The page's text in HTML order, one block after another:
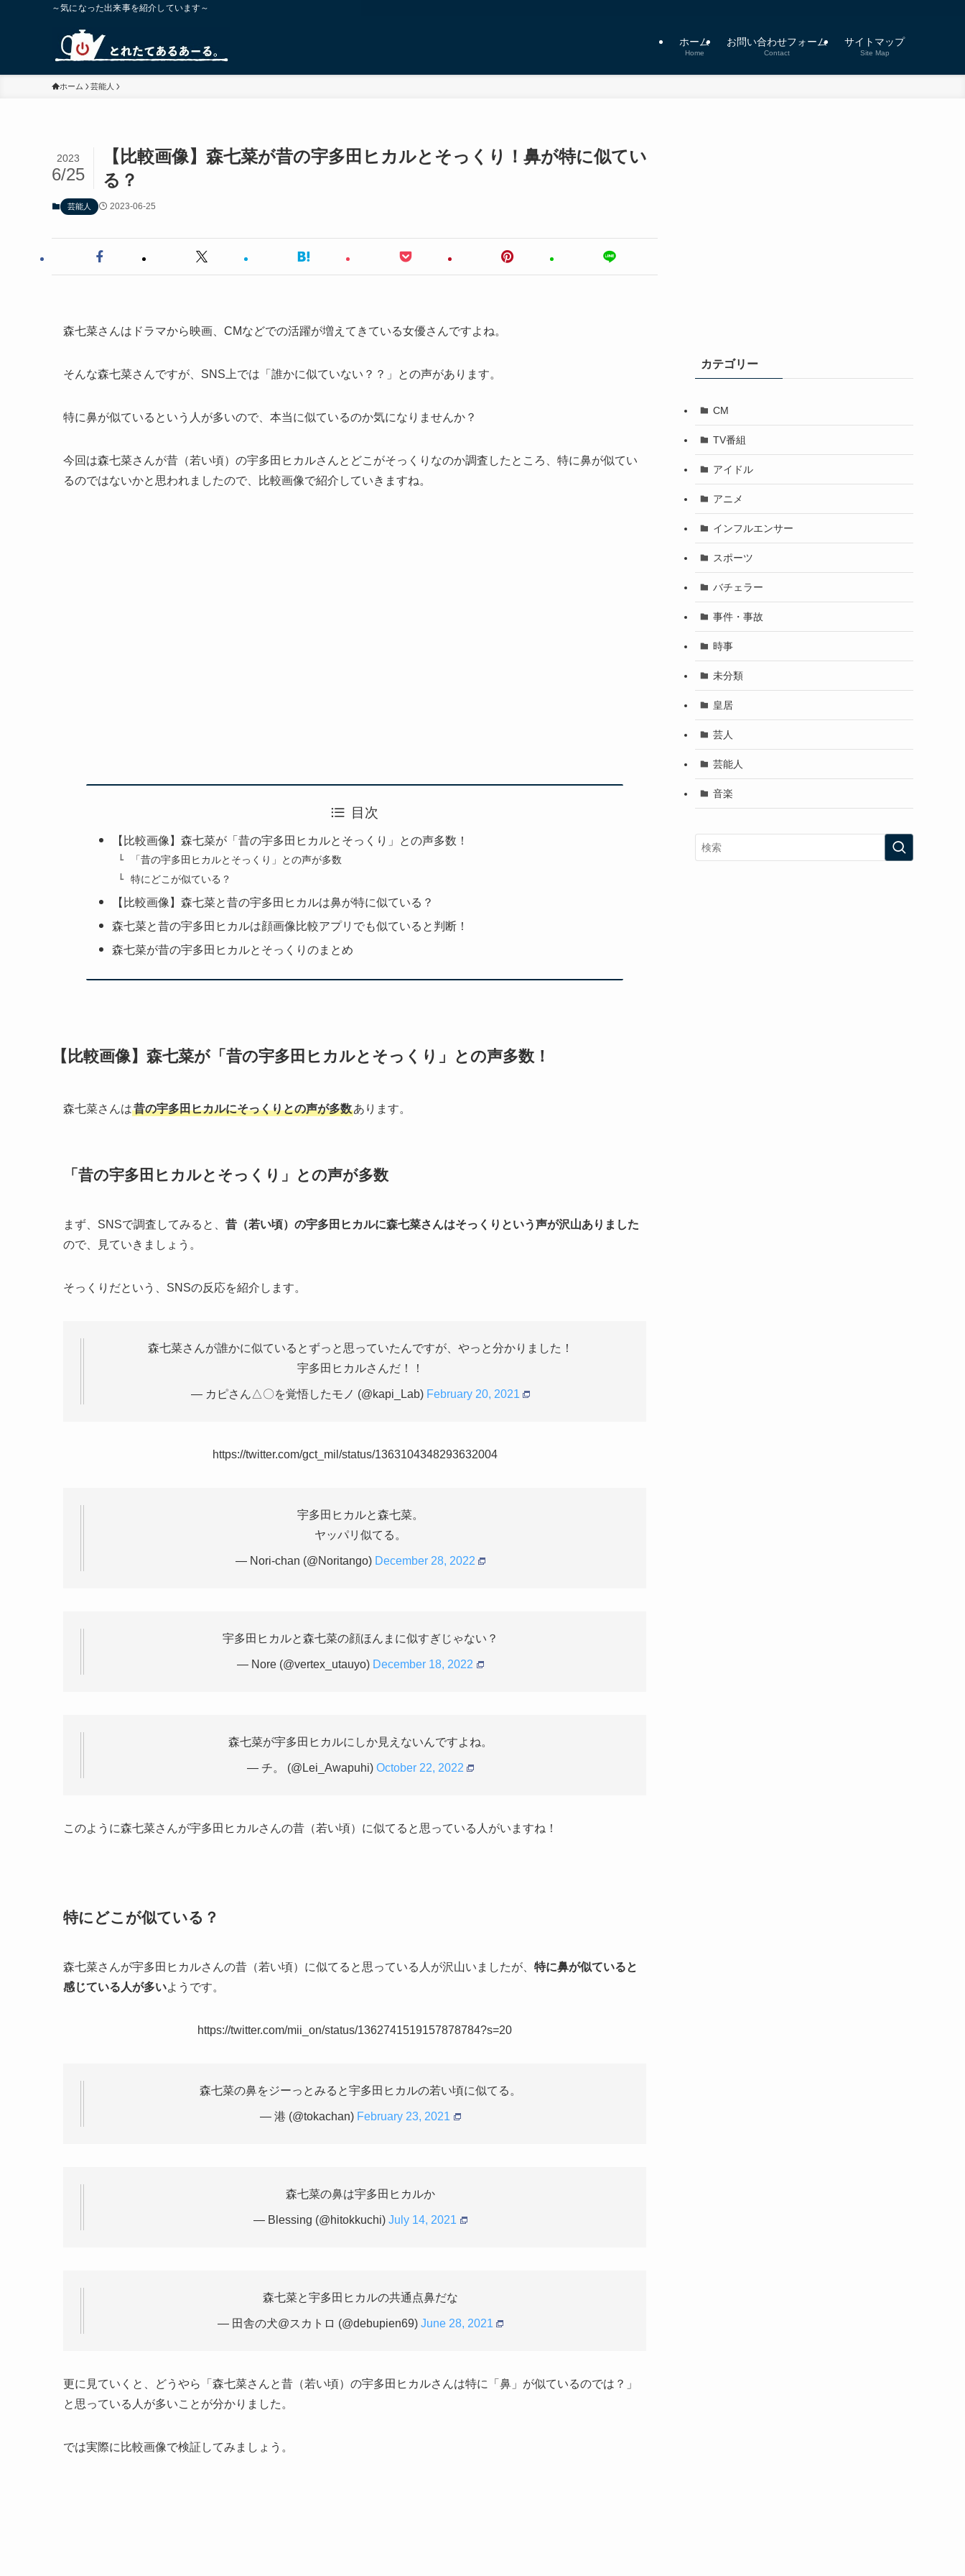
～気になった出来事を紹介しています～
ホーム
Home
お問い合わせフォーム
Contact
サイトマップ
Site Map
ホーム 芸能人
【比較画像】森七菜が昔の宇多田ヒカルとそっくり！鼻が特に似てい
る？
2023
6/25
芸能人 2023-06-25
森七菜さんはドラマから映画、CMなどでの活躍が増えてきている女優さんですよね。
そんな森七菜さんですが、SNS上では「誰かに似ていない？？」との声があります。
特に鼻が似ているという人が多いので、本当に似ているのか気になりませんか？
今回は森七菜さんが昔（若い頃）の宇多田ヒカルさんとどこがそっくりなのか調査したところ、特に鼻が似てい
るのではないかと思われましたので、比較画像で紹介していきますね。
目次
【比較画像】森七菜が「昔の宇多田ヒカルとそっくり」との声多数！
「昔の宇多田ヒカルとそっくり」との声が多数
特にどこが似ている？
【比較画像】森七菜と昔の宇多田ヒカルは鼻が特に似ている？
森七菜と昔の宇多田ヒカルは顔画像比較アプリでも似ていると判断！
森七菜が昔の宇多田ヒカルとそっくりのまとめ
【比較画像】森七菜が「昔の宇多田ヒカルとそっくり」との声多数！
森七菜さんは昔の宇多田ヒカルにそっくりとの声が多数あります。
「昔の宇多田ヒカルとそっくり」との声が多数
まず、SNSで調査してみると、 昔（若い頃）の宇多田ヒカルに森七菜さんはそっくりという声が沢山ありました
ので、見ていきましょう。
そっくりだという、SNSの反応を紹介します。
森七菜さんが誰かに似ているとずっと思っていたんですが、やっと分かりました！
宇多田ヒカルさんだ！！
— カピさん△〇を覚悟したモノ (@kapi_Lab) February 20, 2021
https://twitter.com/gct_mil/status/1363104348293632004
宇多田ヒカルと森七菜。
ヤッパリ似てる。
— Nori-chan (@Noritango) December 28, 2022
宇多田ヒカルと森七菜の顔ほんまに似すぎじゃない？
— Nore (@vertex_utauyo) December 18, 2022
森七菜が宇多田ヒカルにしか見えないんですよね。
— チ。 (@Lei_Awapuhi) October 22, 2022
このように森七菜さんが宇多田ヒカルさんの昔（若い頃）に似てると思っている人がいますね！
特にどこが似ている？
森七菜さんが宇多田ヒカルさんの昔（若い頃）に似てると思っている人が沢山いましたが、 特に鼻が似ていると
感じている人が多いようです。
https://twitter.com/mii_on/status/1362741519157878784?s=20
森七菜の鼻をジーっとみると宇多田ヒカルの若い頃に似てる。
— 港 (@tokachan) February 23, 2021
森七菜の鼻は宇多田ヒカルか
— Blessing (@hitokkuchi)July 14, 2021
森七菜と宇多田ヒカルの共通点鼻だな
— 田舎の犬@スカトロ (@debupien69) June 28, 2021
更に見ていくと、どうやら「森七菜さんと昔（若い頃）の宇多田ヒカルさんは特に「鼻」が似ているのでは？」
と思っている人が多いことが分かりました。
では実際に比較画像で検証してみましょう。
カテゴリー
CM
TV番組
アイドル
アニメ
インフルエンサー
スポーツ
バチェラー
事件・事故
時事
未分類
皇居
芸人
芸能人
音楽